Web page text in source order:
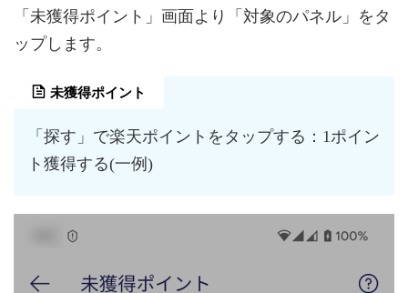
「未獲得ポイント」画面より「対象のパネル」をタ
ップします。
未獲得ポイント
「探す」で楽天ポイントをタップする：1ポイン
ト獲得する(一例)